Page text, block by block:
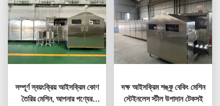
সম্পূর্ণ স্বয়ংক্রিয় আইসক্রিম কোণ
তৈরির মেশিন, আপনার পণ্যের
দক্ষ আইসক্রিম শঙ্কু বেকিং মেশিন
স্টেইনলেস স্টীল উপাদান টেকসই